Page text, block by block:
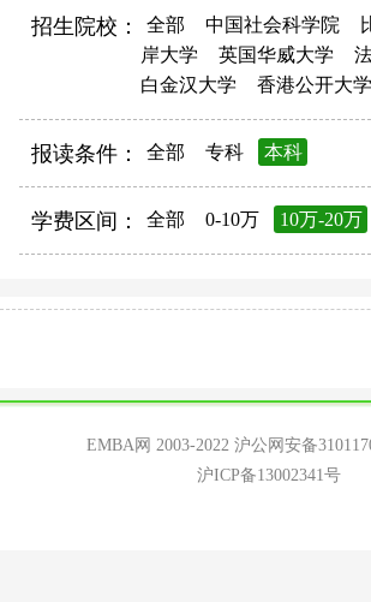
招生院校： 全部 中国社会科学院
岸大学
英国华威大学
白金汉大学
香港公开大学
报读条件： 全部 专科 本科
学费区间： 全部 0-10万 10万-20万
EMBA网 2003-2022 沪公网安备
沪ICP备13002341号